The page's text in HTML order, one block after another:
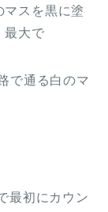
マスを黒に塗
最大で
で通る白のマ
最初にカウン